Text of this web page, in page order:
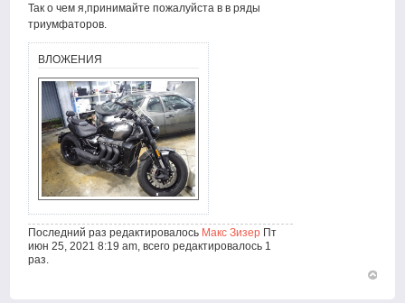
Так о чем я,принимайте пожалуйста в в ряды
триумфаторов.
ВЛОЖЕНИЯ
Последний раз редактировалось Макс Зизер Пт
июн 25, 2021 8:19 am, всего редактировалось 1
раз.